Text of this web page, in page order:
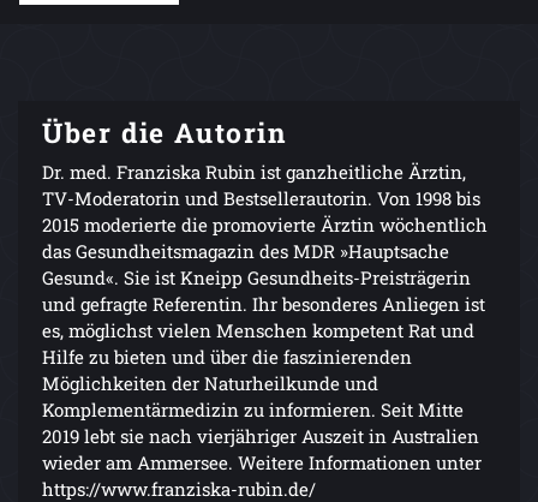
Über die Autorin
Dr. med. Franziska Rubin ist ganzheitliche Ärztin,
TV-Moderatorin und Bestsellerautorin. Von 1998 bis
2015 moderierte die promovierte Ärztin wöchentlich
das Gesundheitsmagazin des MDR »Hauptsache
Gesund«. Sie ist Kneipp Gesundheits-Preisträgerin
und gefragte Referentin. Ihr besonderes Anliegen ist
es, möglichst vielen Menschen kompetent Rat und
Hilfe zu bieten und über die faszinierenden
Möglichkeiten der Naturheilkunde und
Komplementärmedizin zu informieren. Seit Mitte
2019 lebt sie nach vierjähriger Auszeit in Australien
wieder am Ammersee. Weitere Informationen unter
https://www.franziska-rubin.de/